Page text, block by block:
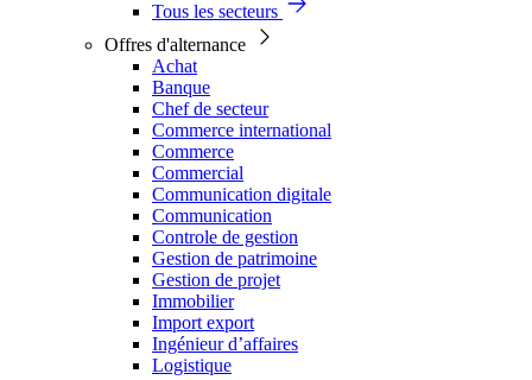
Tous les secteurs
Offres d'alternance
Achat
Banque
Chef de secteur
Commerce international
Commerce
Commercial
Communication digitale
Communication
Controle de gestion
Gestion de patrimoine
Gestion de projet
Immobilier
Import export
Ingénieur d’affaires
Logistique